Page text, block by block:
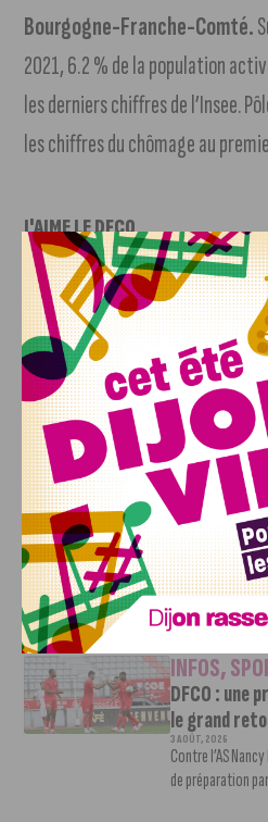
Bourgogne-Franche-Comté.
2021, 6.2 % de la population
les derniers chiffres de l’Insee.
les chiffres du chômage au
J'AIME LE DFCO
DFCO : UNE PRÉPARATION
RETOUR EN LIGUE 2
INFOS,
Faire le tour
trois jours :
5 AOÛT, 2026
Le challenge que
Victor Bosoni
INFOS,
DFCO : une
le grand
3 AOÛT, 2026
Contre l’AS
de préparation